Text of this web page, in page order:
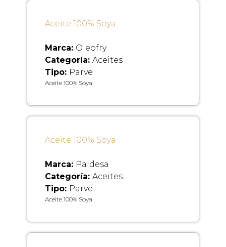
Aceite 100% Soya
Marca: Oleofry
Categoría: Aceites
Tipo: Parve
Aceite 100% Soya
Aceite 100% Soya
Marca: Paldesa
Categoría: Aceites
Tipo: Parve
Aceite 100% Soya